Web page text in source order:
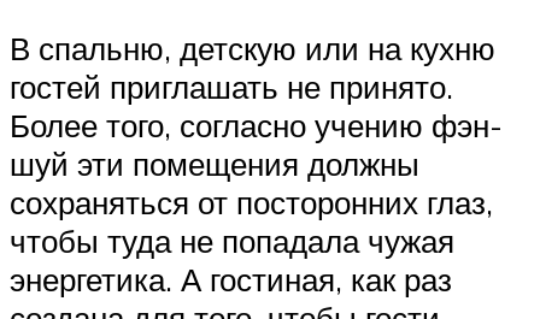
В спальню, детскую или на кухню
гостей приглашать не принято.
Более того, согласно учению фэн-
шуй эти помещения должны
сохраняться от посторонних глаз,
чтобы туда не попадала чужая
энергетика. А гостиная, как раз